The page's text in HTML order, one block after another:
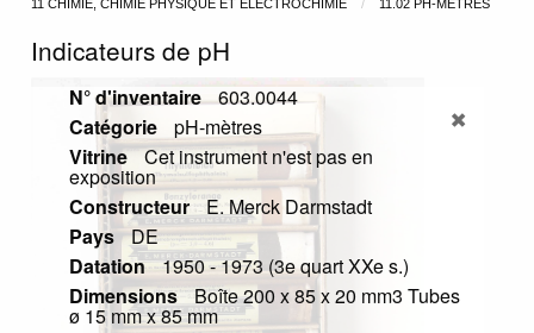
11 CHIMIE, CHIMIE PHYSIQUE ET ÉLECTROCHIMIE 11.02 PH-MÈTRES
Indicateurs de pH
N° d'inventaire 603.0044
Catégorie
pH-mètres
Vitrine Cet instrument n'est pas en
exposition
Constructeur E. Merck Darmstadt
Pays DE
Datation 1950 - 1973 (3e quart XXe s.)
Dimensions Boîte 200 x 85 x 20 mm3 Tubes
ø 15 mm x 85 mm